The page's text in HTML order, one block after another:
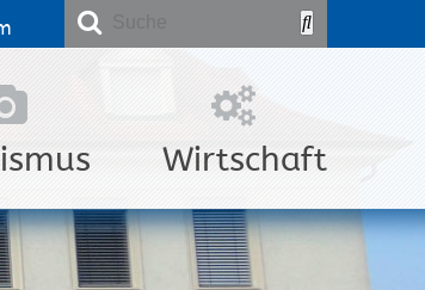
Wirtschaft